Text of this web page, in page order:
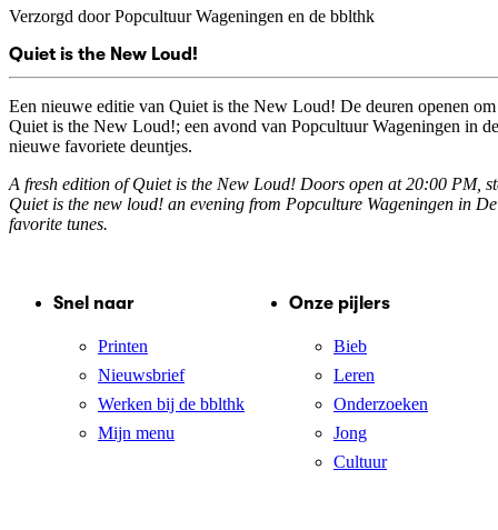
Verzorgd door Popcultuur Wageningen en de bblthk
Quiet is the New Loud!
Een nieuwe editie van Quiet is the New Loud! De deuren openen
Quiet is the New Loud!; een avond van Popcultuur Wageningen in
nieuwe favoriete deuntjes.
A fresh edition of Quiet is the New Loud! Doors open at 20:00 PM,
Quiet is the new loud! an evening from Popculture Wageningen in
favorite tunes.
Snel naar
Printen
Nieuwsbrief
Werken bij de bblthk
Mijn menu
Onze pijlers
Bieb
Leren
Onderzoeken
Jong
Cultuur